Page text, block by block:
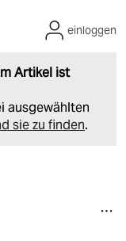
Artikel ist
ausgewählten
sie zu finden.
einloggen